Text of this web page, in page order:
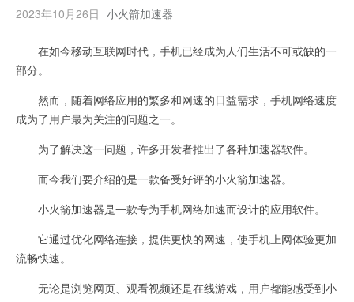
2023年10月26日 小火箭加速器
在如今移动互联网时代，手机已经成为人们生活不可或缺的一
部分。
然而，随着网络应用的繁多和网速的日益需求，手机网络速度
成为了用户最为关注的问题之一。
为了解决这一问题，许多开发者推出了各种加速器软件。
而今我们要介绍的是一款备受好评的小火箭加速器。
小火箭加速器是一款专为手机网络加速而设计的应用软件。
它通过优化网络连接，提供更快的网速，使手机上网体验更加
流畅快速。
无论是浏览网页、观看视频还是在线游戏，用户都能感受到小